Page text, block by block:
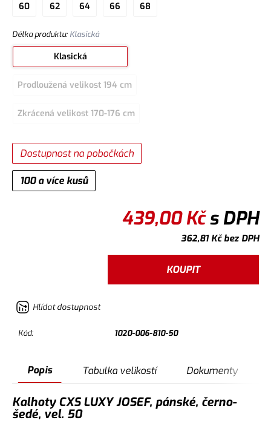
60 62 64 66 68
Délka produktu: Klasická
Klasická
Prodloužená velikost 194 cm
Zkrácená velikost 170-176 cm
100 a více kusů
Dostupnost na pobočkách
439,00Kčs DPH
362,81Kčbez DPH
KOUPIT
Hlídat dostupnost
Kód: 1020-006-810-50
Popis Tabulka velikostí Dokumenty
Kalhoty CXS LUXY JOSEF, pánské, černo-
šedé, vel. 50